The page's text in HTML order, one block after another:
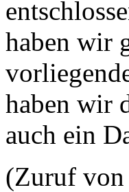
haben wir
haben wir
auch ein
(Zuruf